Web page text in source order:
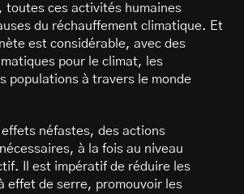
toutes ces activités humaines
du réchauffement climatique. Et
est considérable, avec des
pour le climat, les
populations à travers le monde
néfastes, des actions
à la fois au niveau
Il est impératif de réduire les
effet de serre, promouvoir les